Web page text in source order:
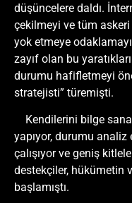
düşüncelere daldı.
çekilmeyi ve tüm askeri
yok etmeye
zayıf olan bu
durumu hafifletmeyi
stratejisti” türemişti.
Kendilerini bilge
yapıyor, durumu
çalışıyor ve geniş
destekçiler, hükümetin
başlamıştı.